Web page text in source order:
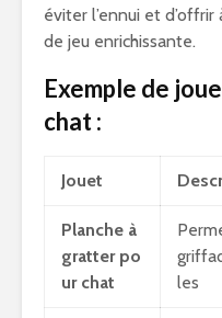
éviter l’ennui et
de jeu enrichissante.
Exemple de
chat :
Jouet
Planche à
gratter po
ur chat
les